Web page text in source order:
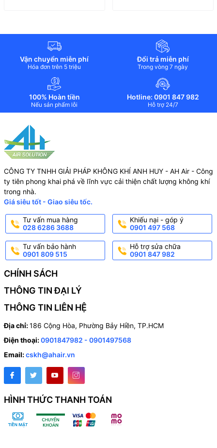
Vận chuyển miễn phí
Hóa đơn trên 5 triệu
Đổi trả miễn phí
Trong vòng 7 ngày
100% Hoàn tiền
Nếu sản phẩm lỗi
Hotline: 0901 847 982
Hỗ trợ 24/7
CÔNG TY TNHH GIẢI PHÁP KHÔNG KHÍ ANH HUY - AH Air - Công
ty tiên phong khai phá về lĩnh vực cải thiện chất lượng không khí
trong nhà.
Giá siêu tốt - Giao siêu tốc.
Tư vấn mua hàng
028 6286 3688
Khiếu nại - góp ý
0901 497 568
Tư vấn bảo hành
0901 809 515
Hỗ trợ sửa chữa
0901 847 982
CHÍNH SÁCH
THÔNG TIN ĐẠI LÝ
THÔNG TIN LIÊN HỆ
Địa chỉ:186 Cộng Hòa, Phường Bảy Hiền, TP.HCM
Điện thoại:0901847982 - 0901497568
Email:cskh@ahair.vn
HÌNH THỨC THANH TOÁN